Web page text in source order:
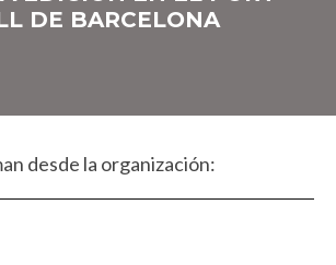
DE BARCELONA
desde la organización: